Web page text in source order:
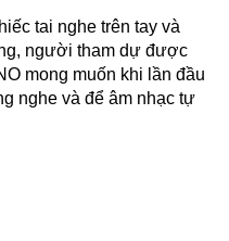
tai nghe trên tay và
người tham dự được
mong muốn khi lần đầu
nghe và để âm nhạc tự